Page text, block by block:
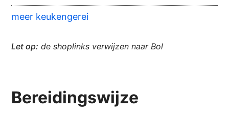
meer keukengerei
Let op: de shoplinks verwijzen naar Bol
Bereidingswijze